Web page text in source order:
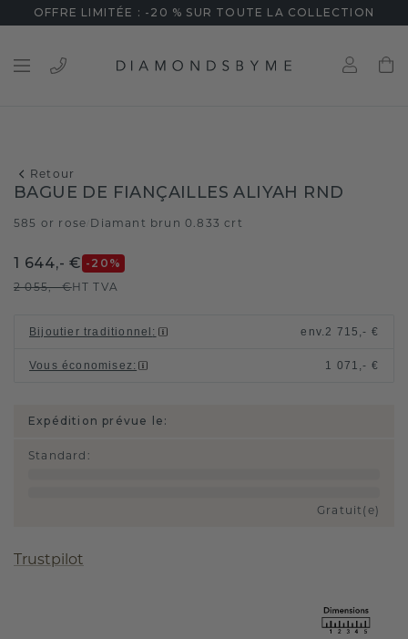
OFFRE LIMITÉE : -20 % SUR TOUTE LA COLLECTION
Retour
BAGUE DE FIANÇAILLES ALIYAH RND
585 or rose Diamant brun 0.833 crt
1 644,- € -20 %
2 055,- €HT TVA
Bijoutier traditionnel : env.2 715,- €
Vous économisez: 1 071,- €
Expédition prévue le:
Standard :
Gratuit(e)
Trustpilot